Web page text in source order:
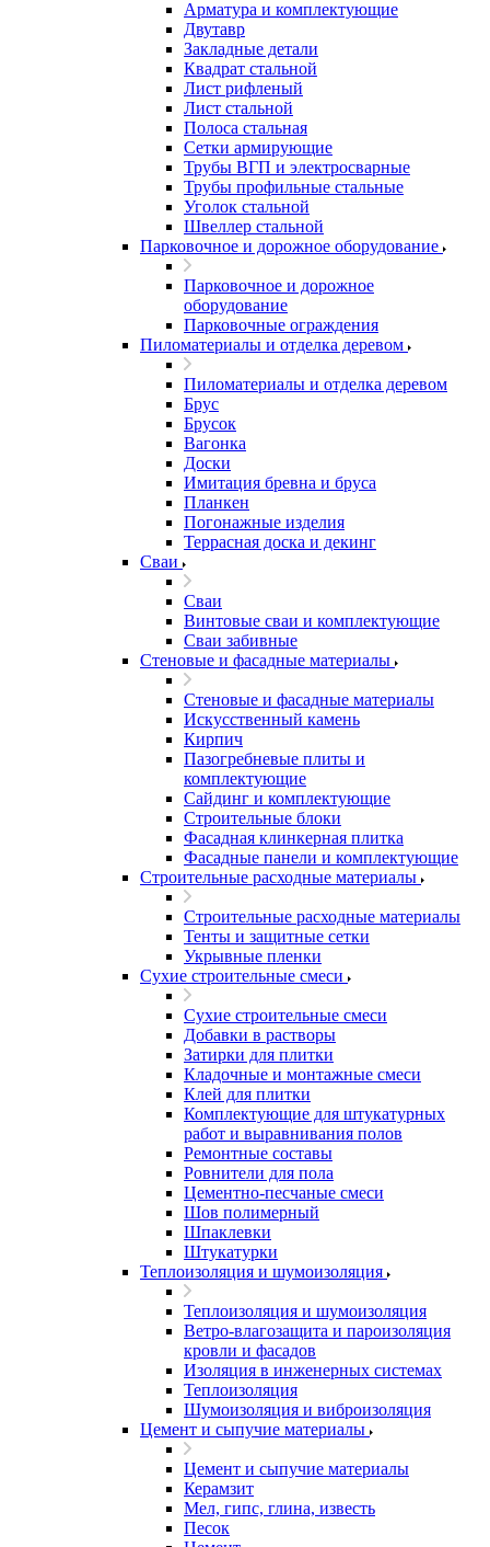
Арматура и комплектующие
Двутавр
Закладные детали
Квадрат стальной
Лист рифленый
Лист стальной
Полоса стальная
Сетки армирующие
Трубы ВГП и электросварные
Трубы профильные стальные
Уголок стальной
Швеллер стальной
Парковочное и дорожное оборудование
Парковочное и дорожное
оборудование
Парковочные ограждения
Пиломатериалы и отделка деревом
Пиломатериалы и отделка деревом
Брус
Брусок
Вагонка
Доски
Имитация бревна и бруса
Планкен
Погонажные изделия
Террасная доска и декинг
Сваи
Сваи
Винтовые сваи и комплектующие
Сваи забивные
Стеновые и фасадные материалы
Стеновые и фасадные материалы
Искусственный камень
Кирпич
Пазогребневые плиты и
комплектующие
Сайдинг и комплектующие
Строительные блоки
Фасадная клинкерная плитка
Фасадные панели и комплектующие
Строительные расходные материалы
Строительные расходные материалы
Тенты и защитные сетки
Укрывные пленки
Сухие строительные смеси
Сухие строительные смеси
Добавки в растворы
Затирки для плитки
Кладочные и монтажные смеси
Клей для плитки
Комплектующие для штукатурных
работ и выравнивания полов
Ремонтные составы
Ровнители для пола
Цементно-песчаные смеси
Шов полимерный
Шпаклевки
Штукатурки
Теплоизоляция и шумоизоляция
Теплоизоляция и шумоизоляция
Ветро-влагозащита и пароизоляция
кровли и фасадов
Изоляция в инженерных системах
Теплоизоляция
Шумоизоляция и виброизоляция
Цемент и сыпучие материалы
Цемент и сыпучие материалы
Керамзит
Мел, гипс, глина, известь
Песок